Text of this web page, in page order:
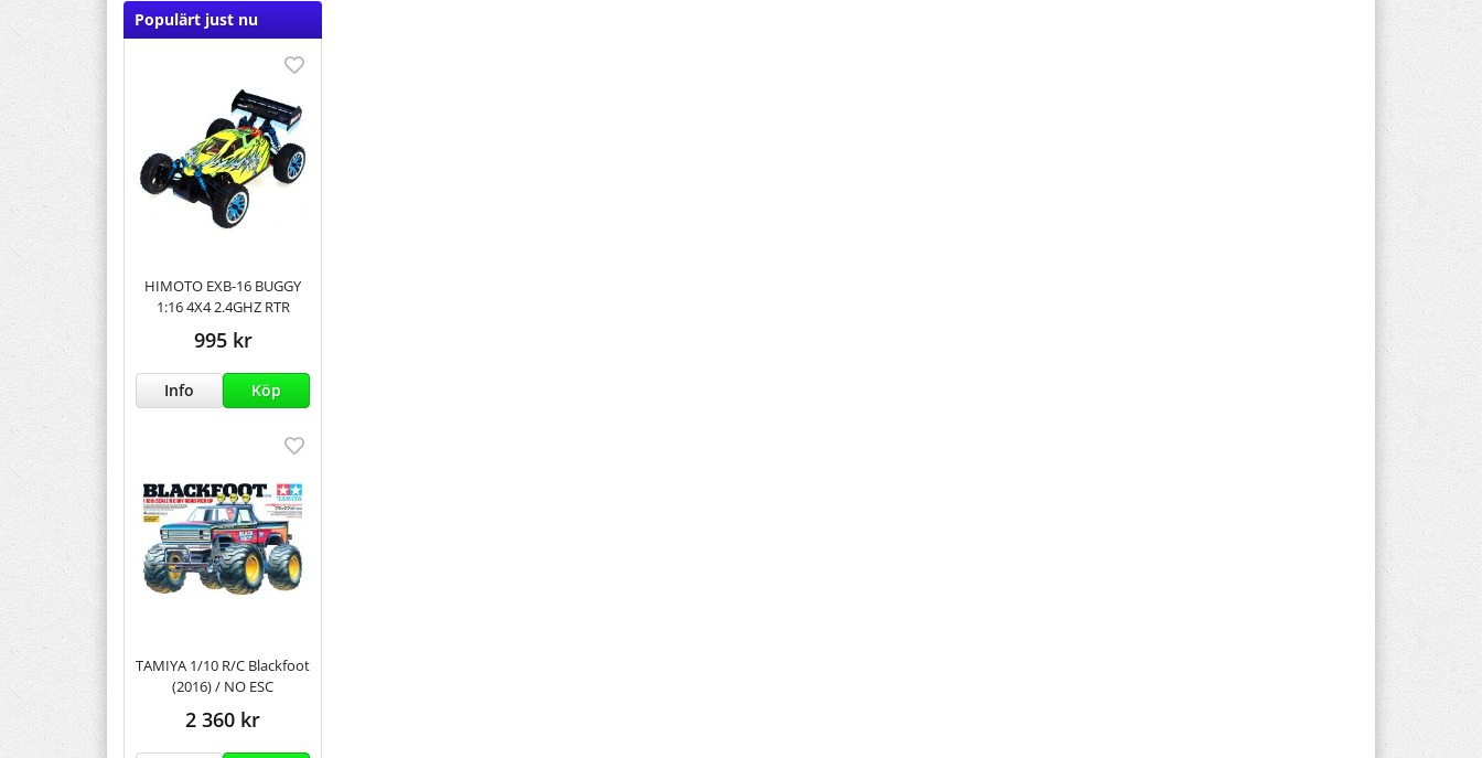
Populärt just nu
HIMOTO EXB-16 BUGGY
1:16 4X4 2.4GHZ RTR
995 kr
Info Köp
TAMIYA 1/10 R/C Blackfoot
(2016) / NO ESC
2 360 kr